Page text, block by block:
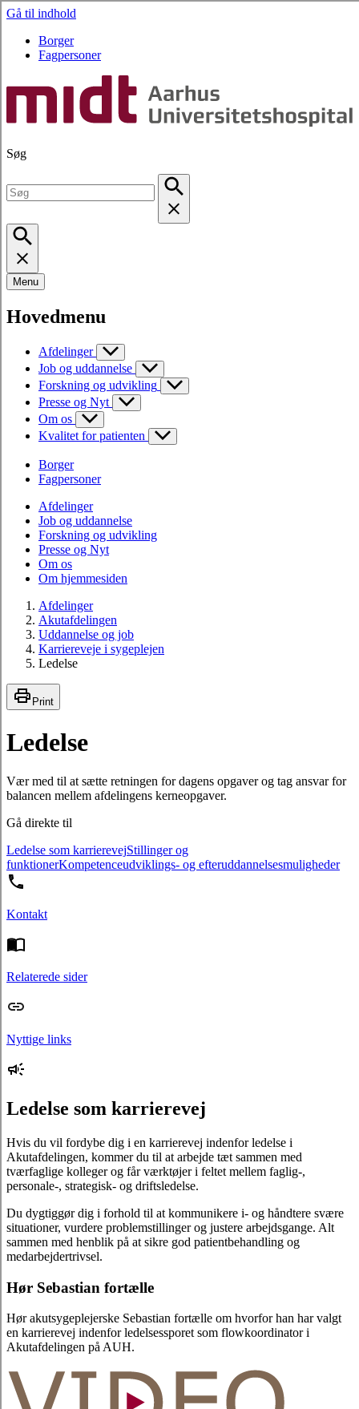
Gå til indhold
Borger
Fagpersoner
Søg
Menu
Hovedmenu
Afdelinger
Job og uddannelse
Forskning og udvikling
Presse og Nyt
Om os
Kvalitet for patienten
Borger
Fagpersoner
Afdelinger
Job og uddannelse
Forskning og udvikling
Presse og Nyt
Om os
Om hjemmesiden
Afdelinger
Akutafdelingen
Uddannelse og job
Karriereveje i sygeplejen
Ledelse
Print
Ledelse
Vær med til at sætte retningen for dagens opgaver og tag ansvar for
balancen mellem afdelingens kerneopgaver.
Gå direkte til
Ledelse som karrierevejStillinger og
funktionerKompetenceudviklings- og efteruddannelsesmuligheder
Kontakt
Relaterede sider
Nyttige links
Ledelse som karrierevej
Hvis du vil fordybe dig i en karrierevej indenfor ledelse i
Akutafdelingen, kommer du til at arbejde tæt sammen med
tværfaglige kolleger og får værktøjer i feltet mellem faglig-,
personale-, strategisk- og driftsledelse.
Du dygtiggør dig i forhold til at kommunikere i- og håndtere svære
situationer, vurdere problemstillinger og justere arbejdsgange. Alt
sammen med henblik på at sikre god patientbehandling og
medarbejdertrivsel.
Hør Sebastian fortælle
Hør akutsygeplejerske Sebastian fortælle om hvorfor han har valgt
en karrierevej indenfor ledelsessporet som flowkoordinator i
Akutafdelingen på AUH.